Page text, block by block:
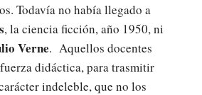
Todavía no había llegado a
, la ciencia ficción, año 1950, ni
Verne. Aquellos docentes
didáctica, para trasmitir
indeleble, que no los